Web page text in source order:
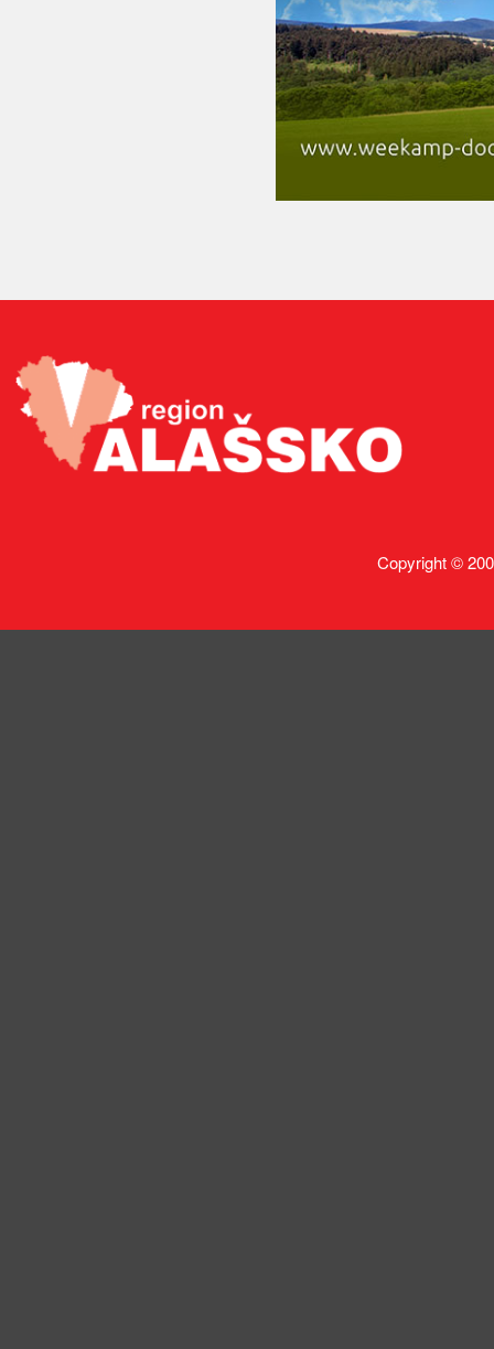
Copyright ©